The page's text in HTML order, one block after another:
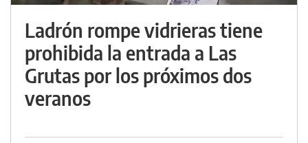
Ladrón rompe vidrieras tiene
prohibida la entrada a Las
Grutas por los próximos dos
veranos